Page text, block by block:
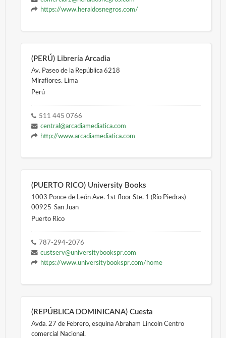
https://www.heraldosnegros.com/
(PERÚ) Librería Arcadia
Av. Paseo de la República 6218
Miraflores. Lima
Perú
511 445 0766
central@arcadiamediatica.com
http://www.arcadiamediatica.com
(PUERTO RICO) University Books
1003 Ponce de León Ave. 1st floor Ste. 1 (Río Piedras)
00925 San Juan
Puerto Rico
787-294-2076
custserv@universitybookspr.com
https://www.universitybookspr.com/home
(REPÚBLICA DOMINICANA) Cuesta
Avda. 27 de Febrero, esquina Abraham Lincoln Centro
comercial Nacional.